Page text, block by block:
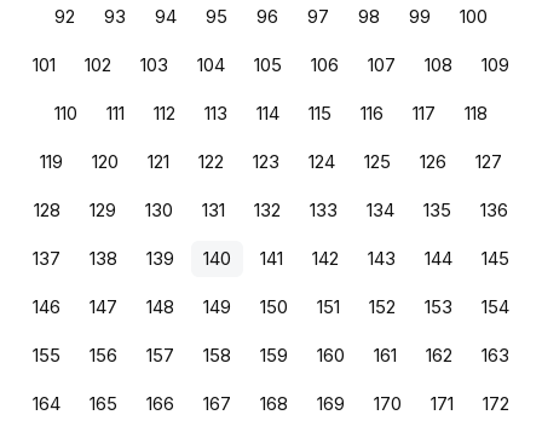
92 93 94 95 96 97 98 99 100
101 102 103 104 105 106 107 108 109
110 111 112 113 114 115 116 117 118
119 120 121 122 123 124 125 126 127
128 129 130 131 132 133 134 135 136
137 138 139 140 141 142 143 144 145
146 147 148 149 150 151 152 153 154
155 156 157 158 159 160 161 162 163
164 165 166 167 168 169 170 171 172